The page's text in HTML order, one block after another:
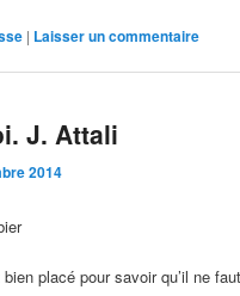
| Laisser un commentaire
J. Attali
2014
placé pour savoir qu’il ne